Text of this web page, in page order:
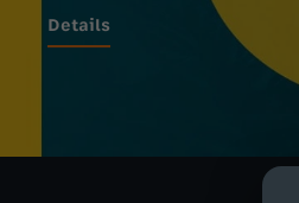
Details